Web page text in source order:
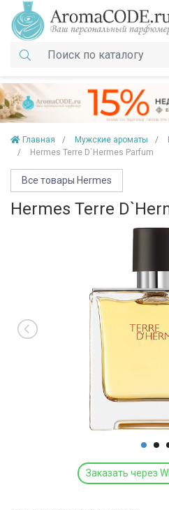
Главная Мужские ароматы
Hermes Terre D`Hermes Parfum
Все товары Hermes
Hermes Terre
Заказать через